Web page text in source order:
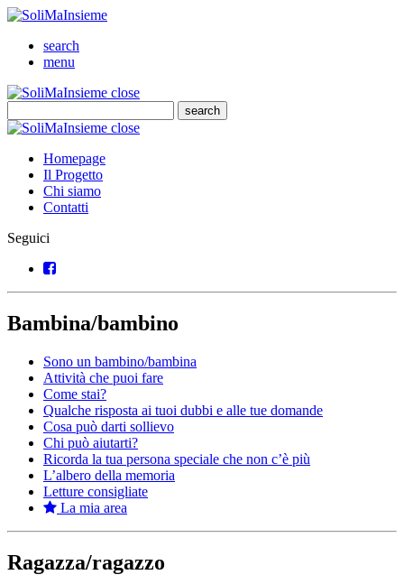
SoliMaInsieme
search
menu
SoliMaInsieme
closeClose
search
Cerca
SoliMaInsieme
closeClose
Homepage
Il Progetto
Chi siamo
Contatti
Seguici
Facebook
Bambina/bambino
Sono un bambino/bambina
Attività che puoi fare
Come stai?
Qualche risposta ai tuoi dubbi e alle tue domande
Cosa può darti sollievo
Chi può aiutarti?
Ricorda la tua persona speciale che non c’è più
L’albero della memoria
Letture consigliate
La mia area
Ragazza/ragazzo